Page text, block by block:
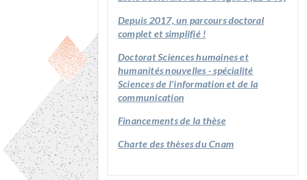
Depuis 2017, un parcours doctoral
complet et simplifié !
Doctorat Sciences humaines et
humanités nouvelles - spécialité
Sciences de l'information et de la
communication
Financements de la thèse
Charte des thèses du Cnam